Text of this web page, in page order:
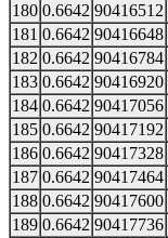
180 0.6642 90416512
181 0.6642 90416648
182 0.6642 90416784
183 0.6642 90416920
184 0.6642 90417056
185 0.6642 90417192
186 0.6642 90417328
187 0.6642 90417464
188 0.6642 90417600
189 0.6642 90417736